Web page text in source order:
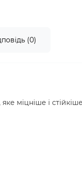
(0)
міцніше і